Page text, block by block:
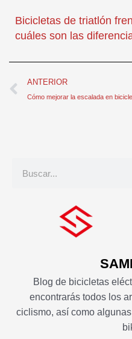
Bicicletas de triatlón
cuáles son las
Anterior
ANTERIOR
Blog de bicicletas
encontrarás todos los
ciclismo, así como